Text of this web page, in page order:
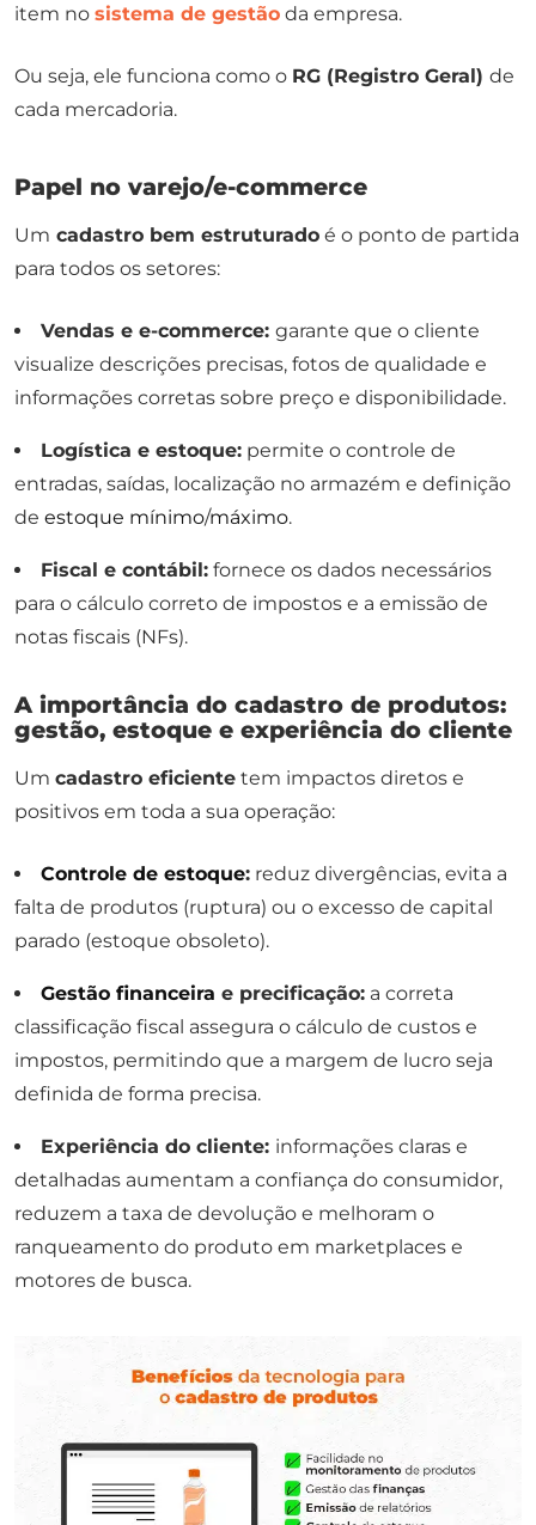
item no sistema de gestão da empresa.
Ou seja, ele funciona como o RG (Registro Geral) de
cada mercadoria.
Papel no varejo/e-commerce
Um cadastro bem estruturado é o ponto de partida
para todos os setores:
Vendas e e-commerce: garante que o cliente
visualize descrições precisas, fotos de qualidade e
informações corretas sobre preço e disponibilidade.
Logística e estoque: permite o controle de
entradas, saídas, localização no armazém e definição
de estoque mínimo/máximo.
Fiscal e contábil: fornece os dados necessários
para o cálculo correto de impostos e a emissão de
notas fiscais (NFs).
A importância do cadastro de produtos:
gestão, estoque e experiência do cliente
Um cadastro eficiente tem impactos diretos e
positivos em toda a sua operação:
Controle de estoque: reduz divergências, evita a
falta de produtos (ruptura) ou o excesso de capital
parado (estoque obsoleto).
Gestão financeira e precificação: a correta
classificação fiscal assegura o cálculo de custos e
impostos, permitindo que a margem de lucro seja
definida de forma precisa.
Experiência do cliente: informações claras e
detalhadas aumentam a confiança do consumidor,
reduzem a taxa de devolução e melhoram o
ranqueamento do produto em marketplaces e
motores de busca.